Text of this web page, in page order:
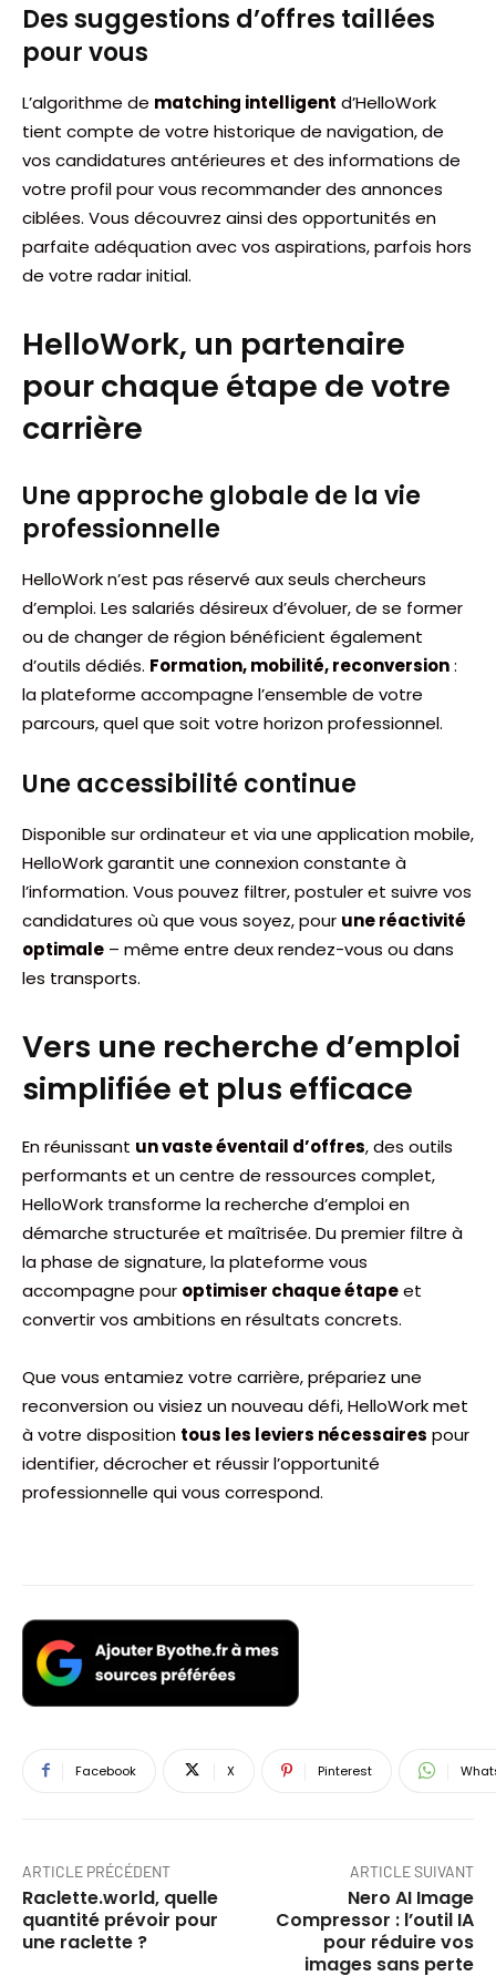
Des suggestions d’offres taillées
pour vous
L’algorithme de matching intelligent d’HelloWork
tient compte de votre historique de navigation, de
vos candidatures antérieures et des informations de
votre profil pour vous recommander des annonces
ciblées. Vous découvrez ainsi des opportunités en
parfaite adéquation avec vos aspirations, parfois hors
de votre radar initial.
HelloWork, un partenaire
pour chaque étape de votre
carrière
Une approche globale de la vie
professionnelle
HelloWork n’est pas réservé aux seuls chercheurs
d’emploi. Les salariés désireux d’évoluer, de se former
ou de changer de région bénéficient également
d’outils dédiés. Formation, mobilité, reconversion:
la plateforme accompagne l’ensemble de votre
parcours, quel que soit votre horizon professionnel.
Une accessibilité continue
Disponible sur ordinateur et via une application mobile,
HelloWork garantit une connexion constante à
l’information. Vous pouvez filtrer, postuler et suivre vos
candidatures où que vous soyez, pour une réactivité
optimale – même entre deux rendez-vous ou dans
les transports.
Vers une recherche d’emploi
simplifiée et plus efficace
En réunissant un vaste éventail d’offres, des outils
performants et un centre de ressources complet,
HelloWork transforme la recherche d’emploi en
démarche structurée et maîtrisée. Du premier filtre à
la phase de signature, la plateforme vous
accompagne pour optimiser chaque étapeet
convertir vos ambitions en résultats concrets.
Que vous entamiez votre carrière, prépariez une
reconversion ou visiez un nouveau défi, HelloWork met
à votre disposition tous les leviers nécessaires pour
identifier, décrocher et réussir l’opportunité
professionnelle qui vous correspond.
Facebook X Pinterest
ARTICLE PRÉCÉDENT
Raclette.world, quelle
quantité prévoir pour
une raclette ?
ARTICLE SUIVANT
Nero AI Image
Compressor : l’outil IA
pour réduire vos
images sans perte